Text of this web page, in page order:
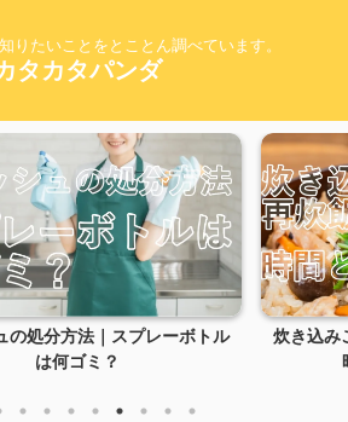
りたいことをとことん調べています。
タカタパンダ
スプレーボトル
炊き込みご飯の失敗は
時間と復活